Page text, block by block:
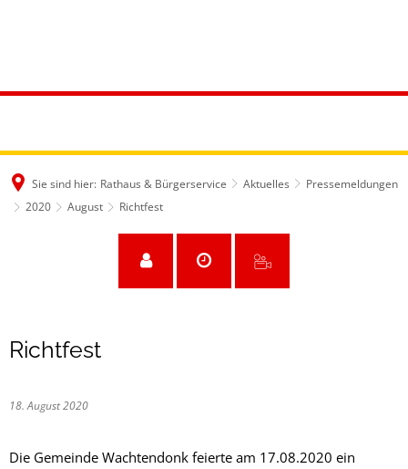
Sie sind hier: Rathaus & Bürgerservice Aktuelles
Pressemeldungen
2020
August Richtfest
Richtfest
18. August 2020
Die Gemeinde Wachtendonk feierte am 17.08.2020 ein